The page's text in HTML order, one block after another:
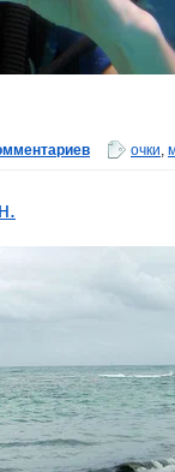
очки,